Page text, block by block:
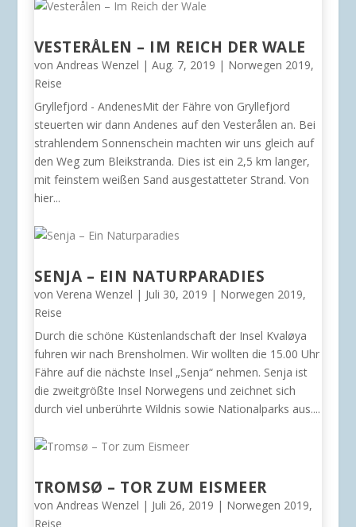
VESTERÅLEN – IM REICH DER WALE
von Andreas Wenzel | Aug. 7, 2019 | Norwegen 2019,
Reise
Gryllefjord - AndenesMit der Fähre von Gryllefjord
steuerten wir dann Andenes auf den Vesterålen an. Bei
strahlendem Sonnenschein machten wir uns gleich auf
den Weg zum Bleikstranda. Dies ist ein 2,5 km langer,
mit feinstem weißen Sand ausgestatteter Strand. Von
hier...
SENJA – EIN NATURPARADIES
von Verena Wenzel | Juli 30, 2019 | Norwegen 2019,
Reise
Durch die schöne Küstenlandschaft der Insel Kvaløya
fuhren wir nach Brensholmen. Wir wollten die 15.00 Uhr
Fähre auf die nächste Insel „Senja“ nehmen. Senja ist
die zweitgrößte Insel Norwegens und zeichnet sich
durch viel unberührte Wildnis sowie Nationalparks aus....
TROMSØ – TOR ZUM EISMEER
von Andreas Wenzel | Juli 26, 2019 | Norwegen 2019,
Reise